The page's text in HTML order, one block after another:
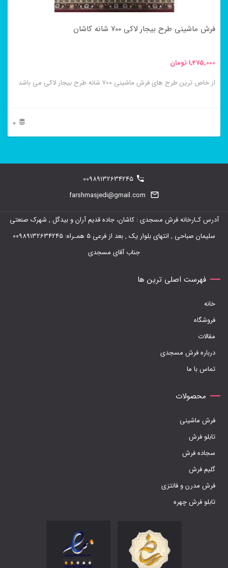
صفحه
انتخاب
شوند
فرش ماشینی طرح بیجار لاکی ۷۰۰ شانه کاشان
1,475,000تومان
از خاص ترین طرح های فرش ماشینی ۷۰۰ شانه طرح بیجار لاکی می باشد
0
می
باشد.
است
صفحه
محصول
انتخاب
00989132634245
farshmasjedi@gmail.com
آدرس کـارخانه فرش مسجدی : کاشان، جاده قدیم آران و بیدگل , شهرک صنعتی
سلیمان صباحی , انتهای بلوار یک , بعد از فرعی 5 همـراه: 00989132634245
جناب آقای مسجدی
فهرست اصلی ترین ها
خانه
فروشگاه
مقالات
درباره فرش مسجدی
تماس با ما
محصولات
فرش ماشینی
تابلو فرش
سجاده فرش
گلیم فرش
فرش مدرن و فانتزی
تابلو فرش چهره